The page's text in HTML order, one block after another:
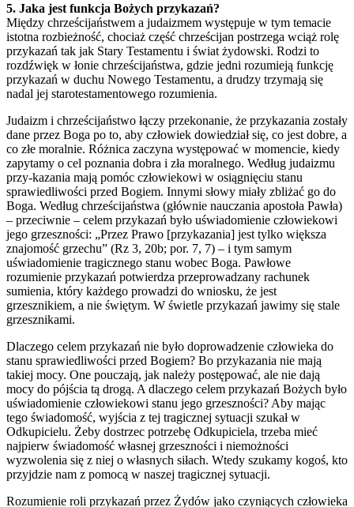
5. Jaka jest funkcja Bożych przykazań?
Między chrześcijaństwem a judaizmem występuje w tym temacie
istotna rozbieżność, chociaż część chrześcijan postrzega wciąż rolę
przykazań tak jak Stary Testamentu i świat żydowski. Rodzi to
rozdźwięk w łonie chrześcijaństwa, gdzie jedni rozumieją funkcję
przykazań w duchu Nowego Testamentu, a drudzy trzymają się
nadal jej starotestamentowego rozumienia.
Judaizm i chrześcijaństwo łączy przekonanie, że przykazania zostały
dane przez Boga po to, aby człowiek dowiedział się, co jest dobre, a
co złe moralnie. Różnica zaczyna występować w momencie, kiedy
zapytamy o cel poznania dobra i zła moralnego. Według judaizmu
przy-kazania mają pomóc człowiekowi w osiągnięciu stanu
sprawiedliwości przed Bogiem. Innymi słowy miały zbliżać go do
Boga. Według chrześcijaństwa (głównie nauczania apostoła Pawła)
– przeciwnie – celem przykazań było uświadomienie człowiekowi
jego grzeszności: „Przez Prawo [przykazania] jest tylko większa
znajomość grzechu” (Rz 3, 20b; por. 7, 7) – i tym samym
uświadomienie tragicznego stanu wobec Boga. Pawłowe
rozumienie przykazań potwierdza przeprowadzany rachunek
sumienia, który każdego prowadzi do wniosku, że jest
grzesznikiem, a nie świętym. W świetle przykazań jawimy się stale
grzesznikami.
Dlaczego celem przykazań nie było doprowadzenie człowieka do
stanu sprawiedliwości przed Bogiem? Bo przykazania nie mają
takiej mocy. One pouczają, jak należy postępować, ale nie dają
mocy do pójścia tą drogą. A dlaczego celem przykazań Bożych było
uświadomienie człowiekowi stanu jego grzeszności? Aby mając
tego świadomość, wyjścia z tej tragicznej sytuacji szukał w
Odkupicielu. Żeby dostrzec potrzebę Odkupiciela, trzeba mieć
najpierw świadomość własnej grzeszności i niemożności
wyzwolenia się z niej o własnych siłach. Wtedy szukamy kogoś, kto
przyjdzie nam z pomocą w naszej tragicznej sytuacji.
Rozumienie roli przykazań przez Żydów jako czyniących człowieka